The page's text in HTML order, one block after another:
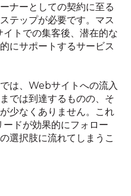
ナーとしての契約に至る
テップが必要です。マス
イトでの集客後、潜在的な
にサポートするサービス
は、 Webサイトへの流入
では到達するものの、そ
少なくありません。これ
ドが効果的にフォロー
選択肢に流れてしまうこ